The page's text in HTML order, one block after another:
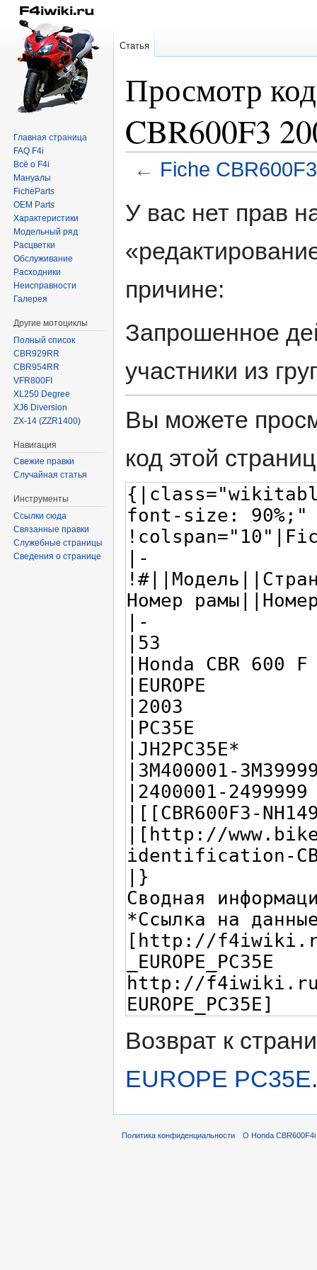
Просмотр
CBR600F3
← Fiche
ккУ вас нет прав
причине:
Запрошенное
участники из
Вы можете
код этой
Возврат к
EUROPE PC35E.
Статья
Главная страница
FAQ F4i
Всё о F4i
Мануалы
FicheParts
OEM Parts
Характеристики
Модельный ряд
Расцветки
Обслуживание
Расходники
Неисправности
Галерея
Другие мотоциклы
Полный список
CBR929RR
CBR954RR
VFR800FI
XL250 Degree
XJ6 Diversion
ZX-14 (ZZR1400)
Навигация
Свежие правки
Случайная статья
Инструменты
Ссылки сюда
Связанные правки
Служебные страницы
Сведения о странице
Политика конфиденциальности О Honda CBR600F4i